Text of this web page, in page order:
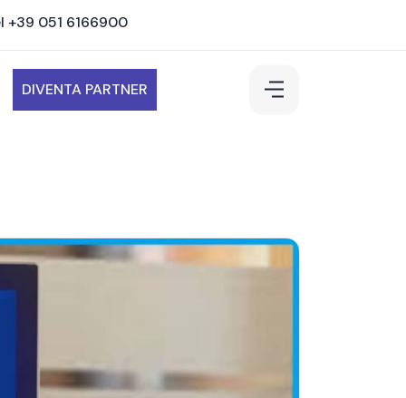
+39 051 6166900
DIVENTA PARTNER